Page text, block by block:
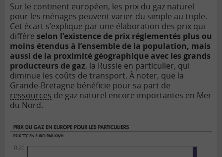
Sur le continent européen, les prix du gaz naturel
pour les ménages peuvent varier du simple au triple.
Cet écart s’explique par une élaboration des prix qui
diffère selon l’existence de prix réglementés plus ou
moins étendus à l’ensemble de la population, mais
aussi de la proximité géographique avec les grands
producteurs de gaz, la Russie en particulier, qui
diminue les coûts de transport. À noter, que la
Grande-Bretagne bénéficie pour sa part de
ressources de gaz naturel encore importantes en Mer
du Nord.